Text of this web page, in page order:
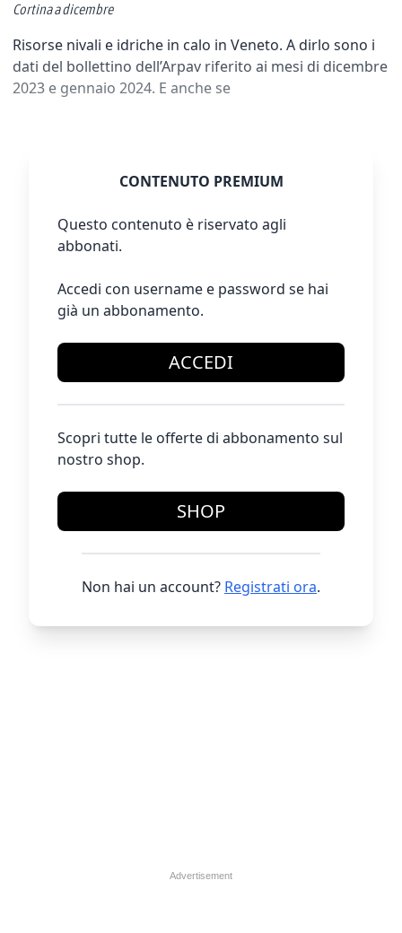
Cortina a dicembre
Risorse nivali e idriche in calo in Veneto. A dirlo sono i
dati del bollettino dell’Arpav riferito ai mesi di dicembre
2023 e gennaio 2024. E anche se
CONTENUTO PREMIUM
Questo contenuto è riservato agli
abbonati.
Accedi con username e password se hai
già un abbonamento.
ACCEDI
Scopri tutte le offerte di abbonamento sul
nostro shop.
SHOP
Non hai un account? Registrati ora.